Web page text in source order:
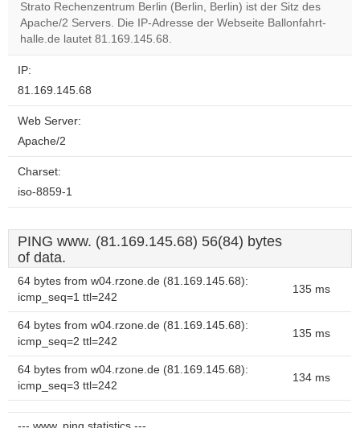
Do you
Strato Rechenzentrum Berlin (Berlin, Berlin) ist der Sitz des
Apache/2 Servers. Die IP-Adresse der Webseite Ballonfahrt-
halle.de lautet 81.169.145.68.
IP:
81.169.145.68
Web Server:
Apache/2
Charset:
iso-8859-1
PING www. (81.169.145.68) 56(84) bytes
of data.
64 bytes from w04.rzone.de (81.169.145.68):
icmp_seq=1 ttl=242
135 ms
64 bytes from w04.rzone.de (81.169.145.68):
icmp_seq=2 ttl=242
135 ms
64 bytes from w04.rzone.de (81.169.145.68):
icmp_seq=3 ttl=242
134 ms